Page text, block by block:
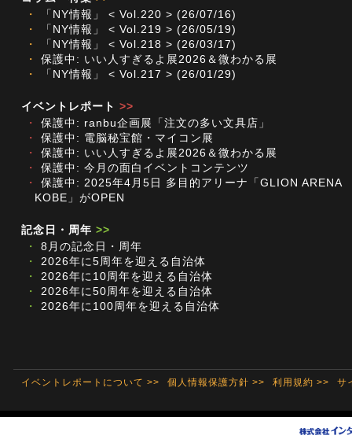
・
「NY情報」 < Vol.220 > (26/07/16)
・
「NY情報」 < Vol.219 > (26/05/19)
・
「NY情報」 < Vol.218 > (26/03/17)
・
保護中: いい人すぎるよ展2026＆微わかる展
・
「NY情報」 < Vol.217 > (26/01/29)
イベントレポート >>
・
保護中: ranbu企画展「注文の多い文具店」
・
保護中: 電脳秘宝館・マイコン展
・
保護中: いい人すぎるよ展2026＆微わかる展
・
保護中: 今月の面白イベントコンテンツ
・
保護中: 2025年4月5日 多目的アリーナ「GLION ARENA
KOBE」がOPEN
記念日・周年 >>
・
8月の記念日・周年
・
2026年に5周年を迎える自治体
・
2026年に10周年を迎える自治体
・
2026年に50周年を迎える自治体
・
2026年に100周年を迎える自治体
イベントレポートについて >> 個人情報保護方針 >> 利用規約 >> サ